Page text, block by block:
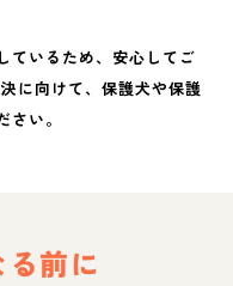
ているため、安心してご
に向けて、保護犬や保護
い。
前に